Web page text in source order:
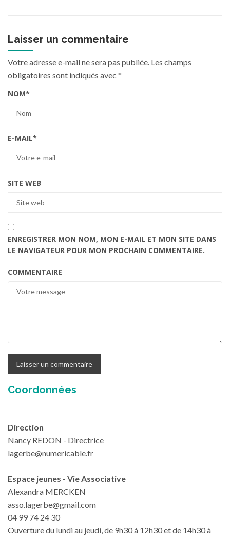
Laisser un commentaire
Votre adresse e-mail ne sera pas publiée. Les champs
obligatoires sont indiqués avec *
NOM*
E-MAIL*
SITE WEB
ENREGISTRER MON NOM, MON E-MAIL ET MON SITE DANS
LE NAVIGATEUR POUR MON PROCHAIN COMMENTAIRE.
COMMENTAIRE
Coordonnées
Direction
Nancy REDON - Directrice
lagerbe@numericable.fr
Espace jeunes - Vie Associative
Alexandra MERCKEN
asso.lagerbe@gmail.com
04 99 74 24 30
Ouverture du lundi au jeudi, de 9h30 à 12h30 et de 14h30 à